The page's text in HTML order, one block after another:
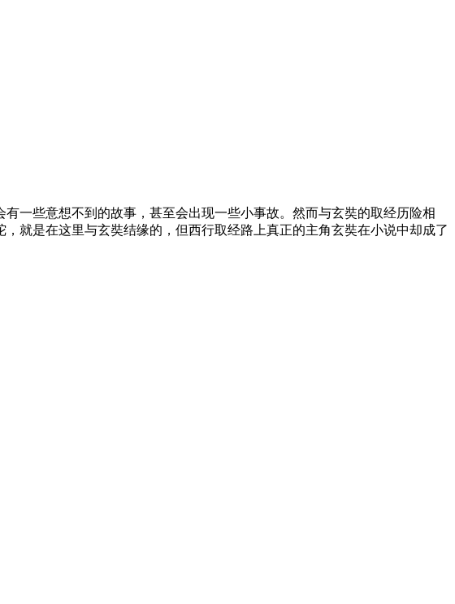
一些意想不到的故事，甚至会出现一些小事故。然而与玄奘的取经历险相
就是在这里与玄奘结缘的，但西行取经路上真正的主角玄奘在小说中却成了